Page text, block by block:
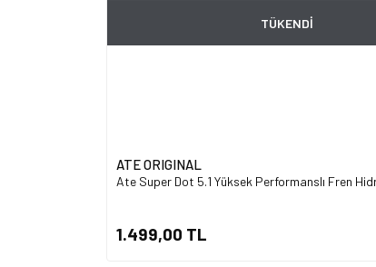
TÜKENDİ
ATE ORIGINAL
Ate Super Dot 5.1 Yüksek Performanslı Fren
1.499,00 TL